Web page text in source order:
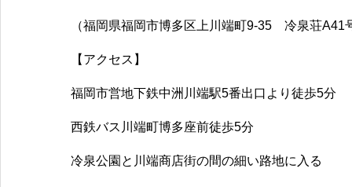
（福岡県福岡市博多区上川端町9-35 冷泉荘A41
【アクセス】
福岡市営地下鉄中洲川端駅5番出口より徒歩5分
西鉄バス川端町博多座前徒歩5分
冷泉公園と川端商店街の間の細い路地に入る